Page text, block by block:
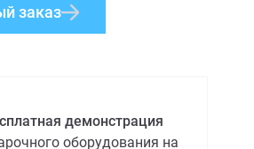
заказ
демонстрация
оборудования на